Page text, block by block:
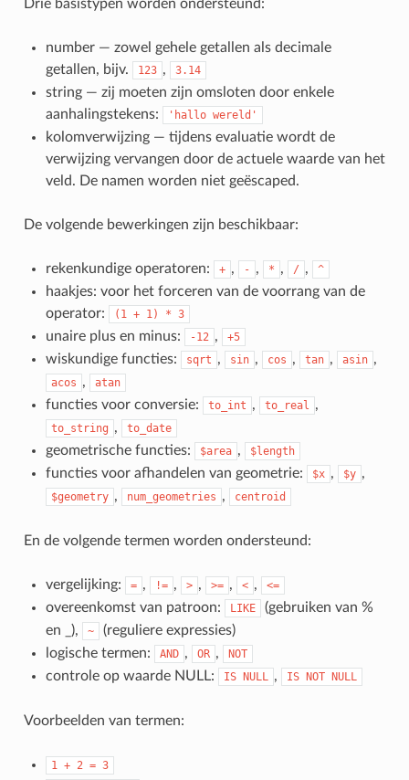
Drie basistypen worden ondersteund:
number — zowel gehele getallen als decimale
getallen, bijv.
123 , 3.14
string — zij moeten zijn omsloten door enkele
aanhalingstekens:
'hallo wereld'
kolomverwijzing — tijdens evaluatie wordt de
verwijzing vervangen door de actuele waarde van het
veld. De namen worden niet geëscaped.
De volgende bewerkingen zijn beschikbaar:
rekenkundige operatoren: + , - , * , / , ^
haakjes: voor het forceren van de voorrang van de
operator:
(1 + 1) * 3
unaire plus en minus: -12 , +5
wiskundige functies: sqrt , sin , cos , tan , asin ,
acos , atan
functies voor conversie: to_int , to_real ,
to_string , to_date
geometrische functies: $area , $length
functies voor afhandelen van geometrie: $x , $y ,
$geometry , num_geometries , centroid
En de volgende termen worden ondersteund:
vergelijking: = , != , > , >= , < , <=
overeenkomst van patroon: LIKE
(gebruiken van %
en _),
~
(reguliere expressies)
logische termen:
AND , OR , NOT
controle op waarde NULL: IS NULL , IS NOT NULL
Voorbeelden van termen:
1 + 2 = 3